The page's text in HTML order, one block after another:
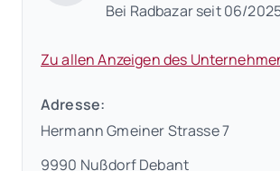
Bei Radbazar seit 06/
Zu allen Anzeigen des
Adresse:
Hermann Gmeiner Strasse 7
9990 Nußdorf Debant